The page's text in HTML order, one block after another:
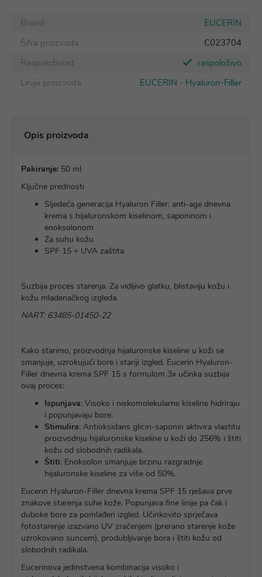
Brand
EUCERIN
Šifra proizvoda
C023704
Raspoloživost
raspoloživo
Linija proizvoda
EUCERIN - Hyaluron-Filler
Opis proizvoda
Pakiranje: 50 ml
Ključne prednosti
Sljedeća generacija Hyaluron Filler: anti-age dnevna
krema s hijaluronskom kiselinom, saponinom i
enoksolonom
Za suhu kožu
SPF 15 + UVA zaštita
Suzbija proces starenja. Za vidljivo glatku, blistaviju kožu i
kožu mladenačkog izgleda.
NART: 63485-01450-22
Kako starimo, proizvodnja hijaluronske kiseline u koži se
smanjuje, uzrokujući bore i stariji izgled. Eucerin Hyaluron-
Filler dnevna krema SPF 15 s formulom 3x učinka suzbija
ovaj proces:
Ispunjava: Visoko i niskomolekularne kiseline hidriraju
i popunjavaju bore.
Stimulira: Antioksidans glicin-saponin aktivira vlastitu
proizvodnju hijaluronske kiseline u koži do 256% i štiti
kožu od slobodnih radikala.
Štiti: Enoksolon smanjuje brzinu razgradnje
hijaluronske kiseline za više od 50%.
Eucerin Hyaluron-Filler dnevna krema SPF 15 rješava prve
znakove starenja suhe kože. Popunjava fine linije pa čak i
duboke bore za pomlađen izgled. Učinkovito sprječava
fotostarenje izazvano UV zračenjem (prerano starenje kože
uzrokovano suncem), produbljivanje bora i štiti kožu od
slobodnih radikala.
Eucerinova jedinstvena kombinacija visoko i